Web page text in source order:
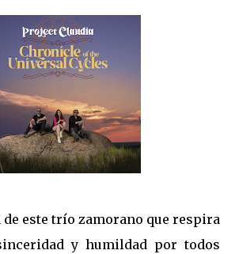
de este trío zamorano que respira
y humildad por todos